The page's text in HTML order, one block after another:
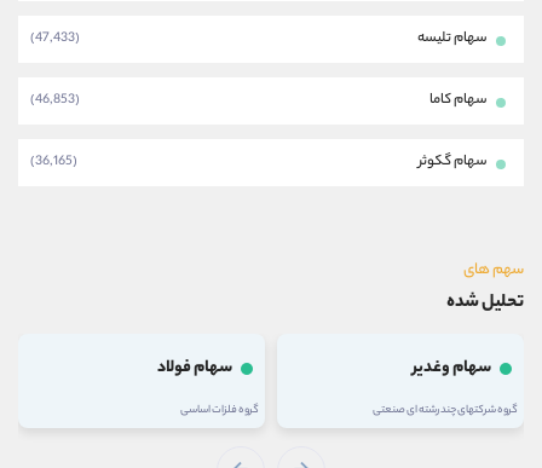
سهام تلیسه (47,433)
سهام کاما (46,853)
سهام گکوثر (36,165)
سهم های
تحلیل شده
سهام وغدیر
گروه شرکتهای چند رشته ای صنعتی
سهام فولاد
گروه فلزات اساسی